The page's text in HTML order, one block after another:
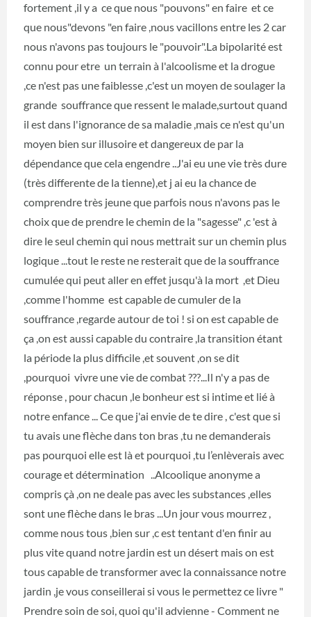
fortement ,il y a ce que nous "pouvons" en faire et ce
que nous"devons "en faire ,nous vacillons entre les 2 car
nous n'avons pas toujours le "pouvoir".La bipolarité est
connu pour etre un terrain à l'alcoolisme et la drogue
,ce n'est pas une faiblesse ,c'est un moyen de soulager la
grande souffrance que ressent le malade,surtout quand
il est dans l'ignorance de sa maladie ,mais ce n'est qu'un
moyen bien sur illusoire et dangereux de par la
dépendance que cela engendre ..J'ai eu une vie très dure
(très differente de la tienne),et j ai eu la chance de
comprendre très jeune que parfois nous n'avons pas le
choix que de prendre le chemin de la "sagesse" ,c 'est à
dire le seul chemin qui nous mettrait sur un chemin plus
logique ...tout le reste ne resterait que de la souffrance
cumulée qui peut aller en effet jusqu'à la mort ,et Dieu
,comme l'homme est capable de cumuler de la
souffrance ,regarde autour de toi ! si on est capable de
ça ,on est aussi capable du contraire ,la transition étant
la période la plus difficile ,et souvent ,on se dit
,pourquoi vivre une vie de combat ???...Il n'y a pas de
réponse , pour chacun ,le bonheur est si intime et lié à
notre enfance ... Ce que j'ai envie de te dire , c'est que si
tu avais une flèche dans ton bras ,tu ne demanderais
pas pourquoi elle est là et pourquoi ,tu l’enlèverais avec
courage et détermination ..Alcoolique anonyme a
compris çà ,on ne deale pas avec les substances ,elles
sont une flèche dans le bras ...Un jour vous mourrez ,
comme nous tous ,bien sur ,c est tentant d'en finir au
plus vite quand notre jardin est un désert mais on est
tous capable de transformer avec la connaissance notre
jardin ,je vous conseillerai si vous le permettez ce livre "
Prendre soin de soi, quoi qu'il advienne - Comment ne